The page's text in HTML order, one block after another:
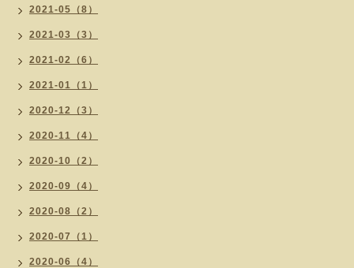
2021-05（8）
2021-03（3）
2021-02（6）
2021-01（1）
2020-12（3）
2020-11（4）
2020-10（2）
2020-09（4）
2020-08（2）
2020-07（1）
2020-06（4）